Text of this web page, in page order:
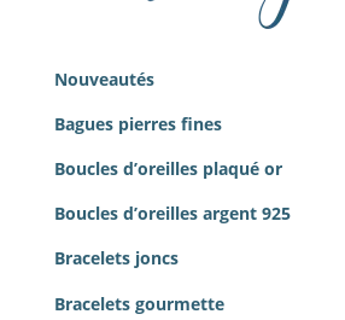
Nouveautés
Bagues pierres fines
Boucles d’oreilles plaqué or
Boucles d’oreilles argent 925
Bracelets joncs
Bracelets gourmette